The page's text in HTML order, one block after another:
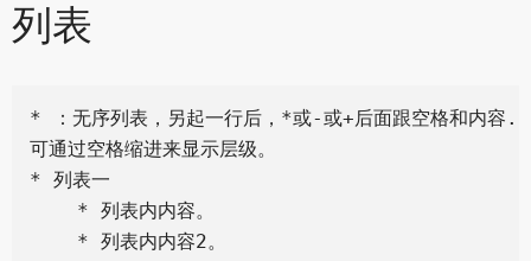
列表
* ：无序列表，另起一行后，*或-或+后面跟空格和内容.
可通过空格缩进来显示层级。
* 列表一
    * 列表内内容。
    * 列表内内容2。